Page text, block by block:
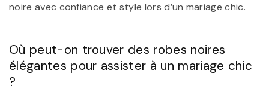
noire avec confiance et style lors d’un mariage chic.
Où peut-on trouver des robes noires
élégantes pour assister à un mariage chic
?